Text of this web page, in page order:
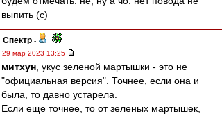
выпить (с)
Спектр -
29 мар 2023 13:25
митхун , укус зеленой мартышки - это не
"официальная версия". Точнее, если она и
была, то давно устарела.
Если еще точнее, то от зеленых мартышек,